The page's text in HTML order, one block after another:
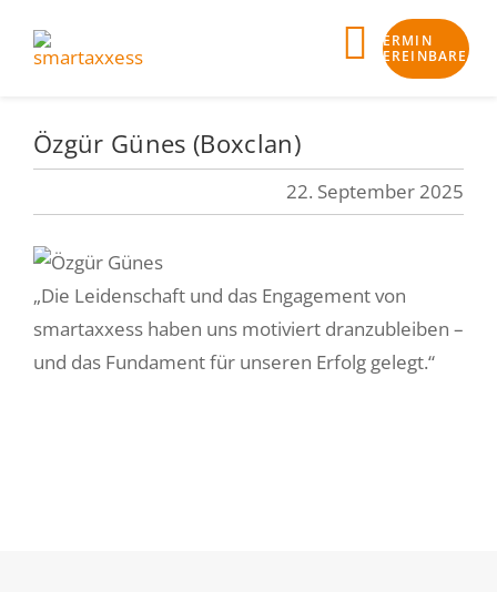
Toggle
Business-Check
Finanzierung
Begleitung
TERMIN
VEREINBAREN
Özgür Günes (Boxclan)
22. September 2025
„Die Leidenschaft und das Engagement von
smartaxxess haben uns motiviert dranzubleiben –
und das Fundament für unseren Erfolg gelegt.“